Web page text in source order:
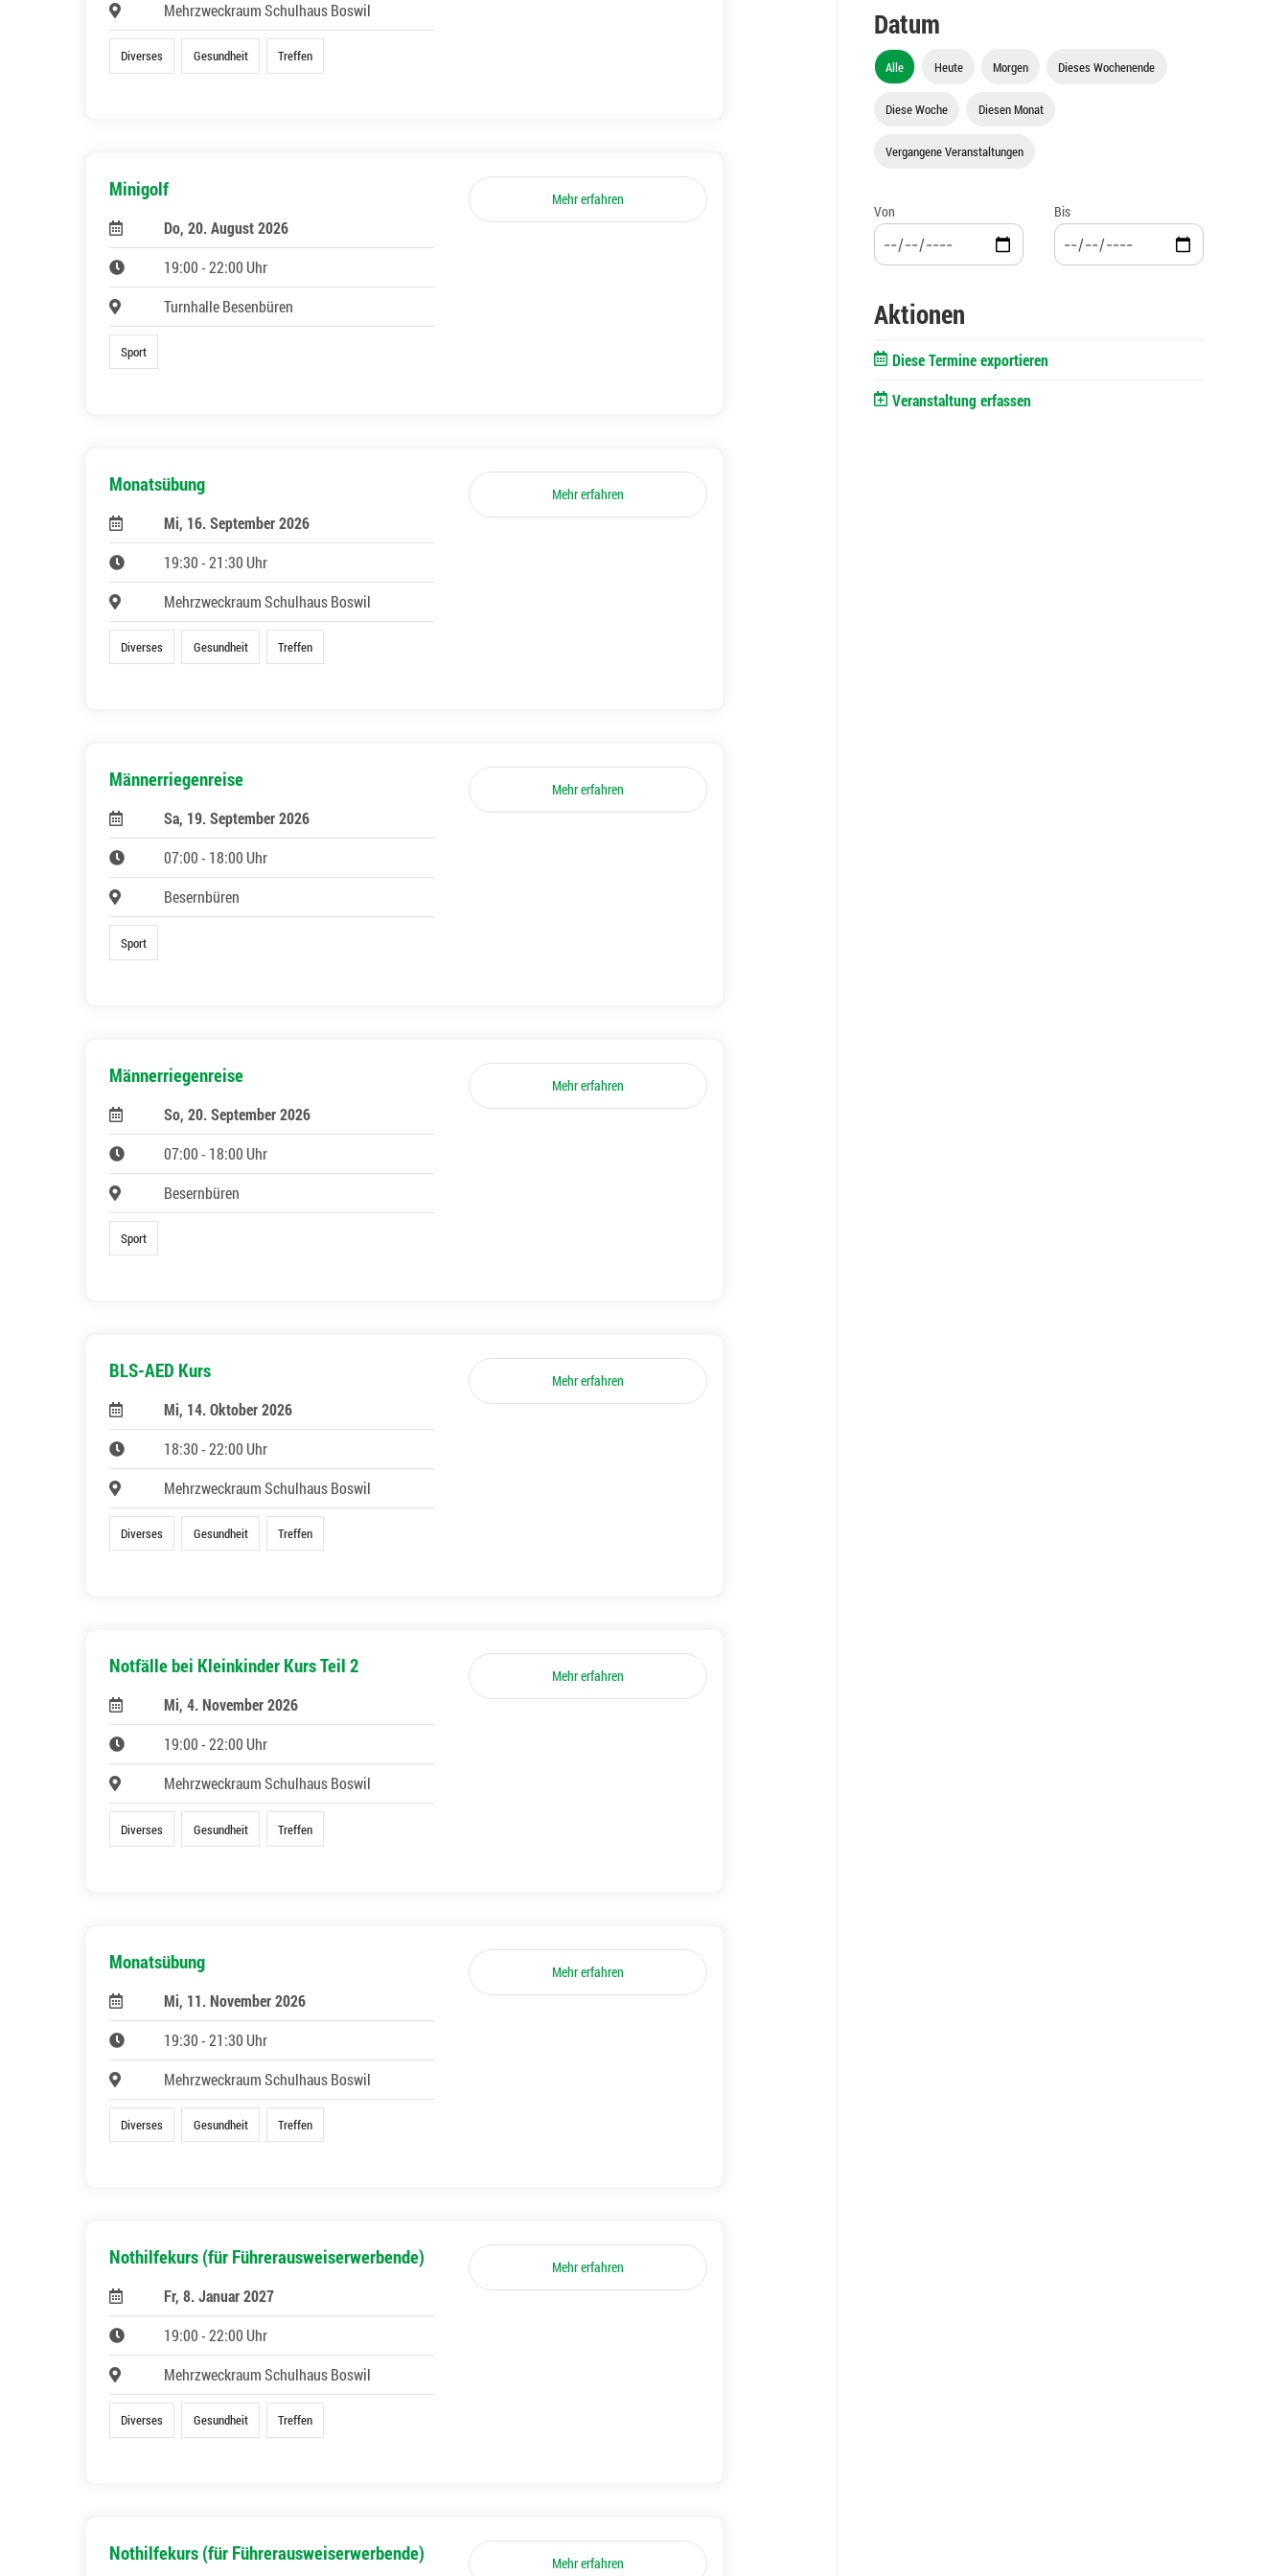
Mehrzweckraum Schulhaus Boswil
Diverses Gesundheit Treffen
Minigolf
Do, 20. August 2026
19:00 - 22:00 Uhr
Turnhalle Besenbüren
Sport
Mehr erfahren
Monatsübung
Mi, 16. September 2026
19:30 - 21:30 Uhr
Mehrzweckraum Schulhaus Boswil
Diverses Gesundheit Treffen
Mehr erfahren
Männerriegenreise
Sa, 19. September 2026
07:00 - 18:00 Uhr
Besernbüren
Sport
Mehr erfahren
Männerriegenreise
So, 20. September 2026
07:00 - 18:00 Uhr
Besernbüren
Sport
Mehr erfahren
BLS-AED Kurs
Mi, 14. Oktober 2026
18:30 - 22:00 Uhr
Mehrzweckraum Schulhaus Boswil
Diverses Gesundheit Treffen
Mehr erfahren
Notfälle bei Kleinkinder Kurs Teil 2
Mi, 4. November 2026
19:00 - 22:00 Uhr
Mehrzweckraum Schulhaus Boswil
Diverses Gesundheit Treffen
Mehr erfahren
Monatsübung
Mi, 11. November 2026
19:30 - 21:30 Uhr
Mehrzweckraum Schulhaus Boswil
Diverses Gesundheit Treffen
Mehr erfahren
Nothilfekurs (für Führerausweiserwerbende)
Fr, 8. Januar 2027
19:00 - 22:00 Uhr
Mehrzweckraum Schulhaus Boswil
Diverses Gesundheit Treffen
Mehr erfahren
Nothilfekurs (für Führerausweiserwerbende) Mehr erfahren
Datum
Alle Heute Morgen Dieses Wochenende
Diese Woche Diesen Monat
Vergangene Veranstaltungen
Von Bis
Aktionen
Diese Termine exportieren
Veranstaltung erfassen